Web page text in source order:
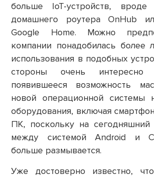
больше IoT-устройств, вроде
домашнего роутера OnHub
Google Home. Можно
компании понадобилась более
использования в подобных
стороны очень
появившееся возможность
новой операционной системы
оборудования, включая
ПК, поскольку на сегодняшний
между системой Android и
больше размывается.
Уже достоверно известно,